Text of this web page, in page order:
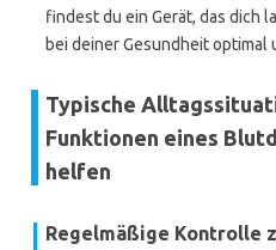
findest du ein Gerät, das dich
bei deiner Gesundheit
Typische
Funktionen eines
helfen
Regelmäßige Kontrolle